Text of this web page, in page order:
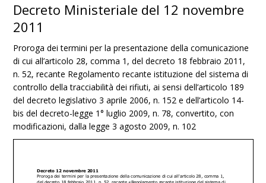
Decreto Ministeriale del 12 novembre
2011
Proroga dei termini per la presentazione della comunicazione
di cui all’articolo 28, comma 1, del decreto 18 febbraio 2011,
n. 52, recante Regolamento recante istituzione del sistema di
controllo della tracciabilità dei rifiuti, ai sensi dell’articolo 189
del decreto legislativo 3 aprile 2006, n. 152 e dell’articolo 14-
bis del decreto-legge 1° luglio 2009, n. 78, convertito, con
modificazioni, dalla legge 3 agosto 2009, n. 102